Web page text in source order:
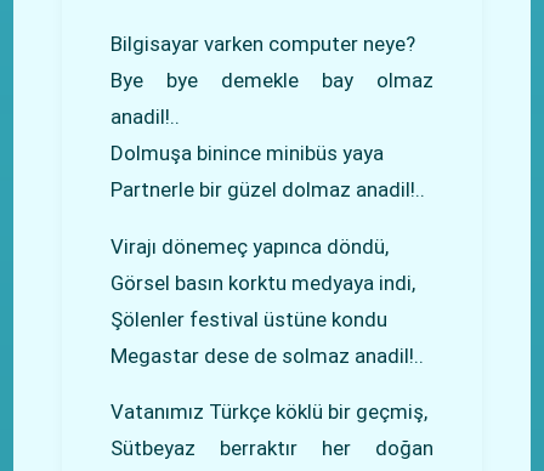
Bilgisayar varken computer neye?
Bye bye demekle bay olmaz
anadil!..
Dolmuşa binince minibüs yaya
Partnerle bir güzel dolmaz anadil!..
Virajı dönemeç yapınca döndü,
Görsel basın korktu medyaya indi,
Şölenler festival üstüne kondu
Megastar dese de solmaz anadil!..
Vatanımız Türkçe köklü bir geçmiş,
Sütbeyaz berraktır her doğan